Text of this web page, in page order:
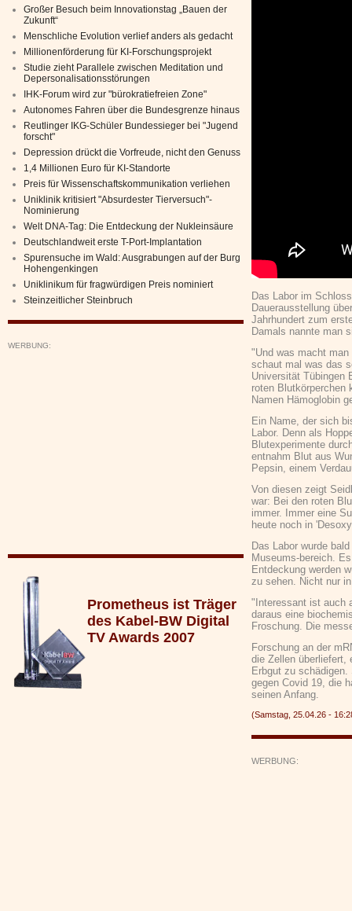
Großer Besuch beim Innovationstag „Bauen der
Zukunft“
Menschliche Evolution verlief anders als gedacht
Millionenförderung für KI-Forschungsprojekt
Studie zieht Parallele zwischen Meditation und
Depersonalisationsstörungen
IHK-Forum wird zur "bürokratiefreien Zone"
Autonomes Fahren über die Bundesgrenze hinaus
Reutlinger IKG-Schüler Bundessieger bei "Jugend
forscht"
Depression drückt die Vorfreude, nicht den Genuss
1,4 Millionen Euro für KI-Standorte
Preis für Wissenschaftskommunikation verliehen
Uniklinik kritisiert "Absurdester Tierversuch"-
Nominierung
Welt DNA-Tag: Die Entdeckung der Nukleinsäure
Deutschlandweit erste T-Port-Implantation
Spurensuche im Wald: Ausgrabungen auf der Burg
Hohengenkingen
Uniklinikum für fragwürdigen Preis nominiert
Steinzeitlicher Steinbruch
WERBUNG:
Prometheus ist Träger
des Kabel-BW Digital
TV Awards 2007
Das Labor im
Dauerausstellung
Jahrhundert zum
Damals nannte man
"Und was macht
schaut mal was das
Universität Tübingen
roten Blutkörperchen
Namen Hämoglobin
Ein Name, der sich
Labor. Denn als
Blutexperimente
entnahm Blut aus
Pepsin, einem
Von diesen zeigt
war: Bei den roten
immer. Immer eine
heute noch in
Das Labor wurde
Museums-bereich.
Entdeckung werden
zu sehen. Nicht nur
"Interessant ist auch
daraus eine
Froschung. Die
Forschung an der
die Zellen überliefert,
Erbgut zu
gegen Covid 19, die
seinen Anfang.
(Samstag, 25.04.26 -
WERBUNG: